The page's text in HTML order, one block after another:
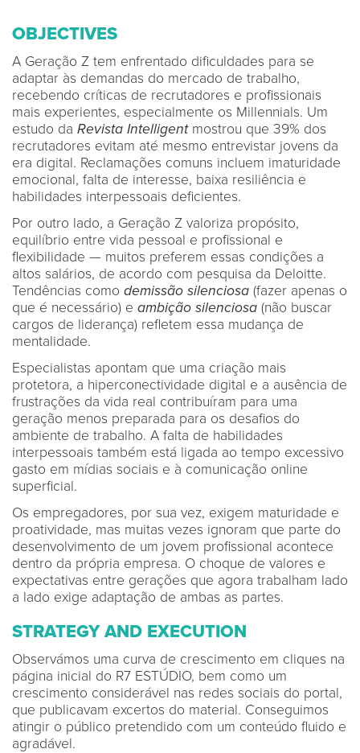
OBJECTIVES
A Geração Z tem enfrentado dificuldades para se
adaptar às demandas do mercado de trabalho,
recebendo críticas de recrutadores e profissionais
mais experientes, especialmente os Millennials. Um
estudo da Revista Intelligentmostrou que 39% dos
recrutadores evitam até mesmo entrevistar jovens da
era digital. Reclamações comuns incluem imaturidade
emocional, falta de interesse, baixa resiliência e
habilidades interpessoais deficientes.
Por outro lado, a Geração Z valoriza propósito,
equilíbrio entre vida pessoal e profissional e
flexibilidade — muitos preferem essas condições a
altos salários, de acordo com pesquisa da Deloitte.
Tendências como demissão silenciosa (fazer apenas o
que é necessário) e ambição silenciosa (não buscar
cargos de liderança) refletem essa mudança de
mentalidade.
Especialistas apontam que uma criação mais
protetora, a hiperconectividade digital e a ausência de
frustrações da vida real contribuíram para uma
geração menos preparada para os desafios do
ambiente de trabalho. A falta de habilidades
interpessoais também está ligada ao tempo excessivo
gasto em mídias sociais e à comunicação online
superficial.
Os empregadores, por sua vez, exigem maturidade e
proatividade, mas muitas vezes ignoram que parte do
desenvolvimento de um jovem profissional acontece
dentro da própria empresa. O choque de valores e
expectativas entre gerações que agora trabalham lado
a lado exige adaptação de ambas as partes.
STRATEGY AND EXECUTION
Observámos uma curva de crescimento em cliques na
página inicial do R7 ESTÚDIO, bem como um
crescimento considerável nas redes sociais do portal,
que publicavam excertos do material. Conseguimos
atingir o público pretendido com um conteúdo fluido e
agradável.